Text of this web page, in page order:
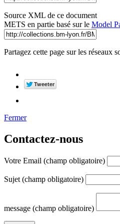
Source XML de ce document
METS en partie basé sur le Model
Partagez cette page sur les réseaux
Fermer
Contactez-nous
Votre Email (champ obligatoire)
Sujet (champ obligatoire)
message (champ obligatoire)